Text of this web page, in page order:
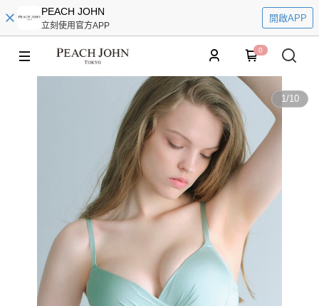
PEACH JOHN
立刻使用官方APP
開啟APP
0
1/10